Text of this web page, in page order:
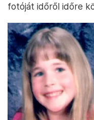
fotóját időről időre